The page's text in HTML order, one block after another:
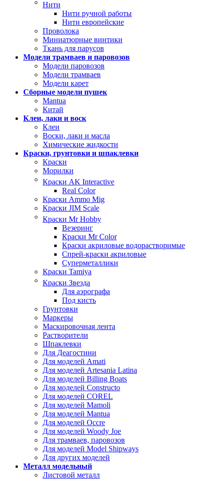
Нити
Нити ручной работы
Нити европейские
Проволока
Миниатюрные винтики
Ткань для парусов
Модели трамваев и паровозов
Модели паровозов
Модели трамваев
Модели карет
Сборные модели пушек
Mantua
Китай
Клеи, лаки и воск
Клеи
Воски, лаки и масла
Химические жидкости
Краски, грунтовки и шпаклевки
Краски
Морилки
Краски AK Interactive
Real Color
Краски Ammo Mig
Краски JIM Scale
Краски Mr Hobby
Везеринг
Краски Mr Color
Краски акриловые водорастворимые
Спрей-краски акриловые
Суперметаллики
Краски Tamiya
Краски Звезда
Для аэрографа
Под кисть
Грунтовки
Маркеры
Маскировочная лента
Растворители
Шпаклевки
Для Деагостини
Для моделей Amati
Для моделей Artesania Latina
Для моделей Billing Boats
Для моделей Constructo
Для моделей COREL
Для моделей Mamoli
Для моделей Mantua
Для моделей Occre
Для моделей Woody Joe
Для трамваев, паровозов
Для моделей Model Shipways
Для других моделей
Металл модельный
Листовой металл